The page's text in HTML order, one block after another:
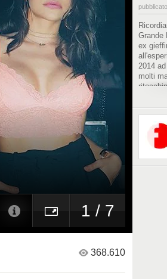
1 / 7
Grande
ex
2014
molti
368.610